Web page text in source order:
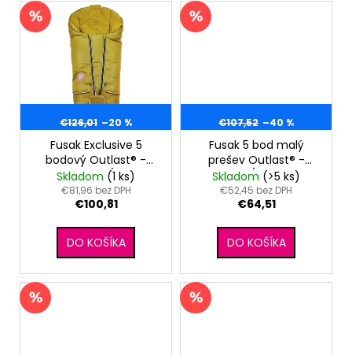
€126,01 –20 %
Fusak Exclusive 5
bodový Outlast® -
žltozelená/oliva
Skladom (1 ks)
€81,96 bez DPH
€100,81
DO KOŠÍKA
€107,52 –40 %
Fusak 5 bod malý
prešev Outlast® -
čierna/sv.šedá
Skladom (>5 ks)
€52,45 bez DPH
€64,51
DO KOŠÍKA